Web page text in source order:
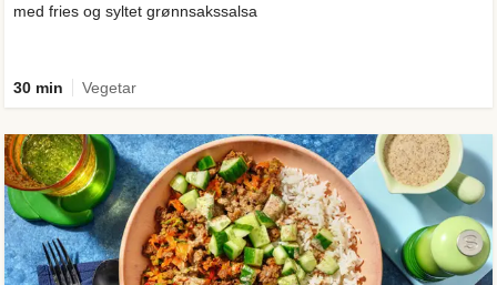
med fries og syltet grønnsakssalsa
30 min Vegetar